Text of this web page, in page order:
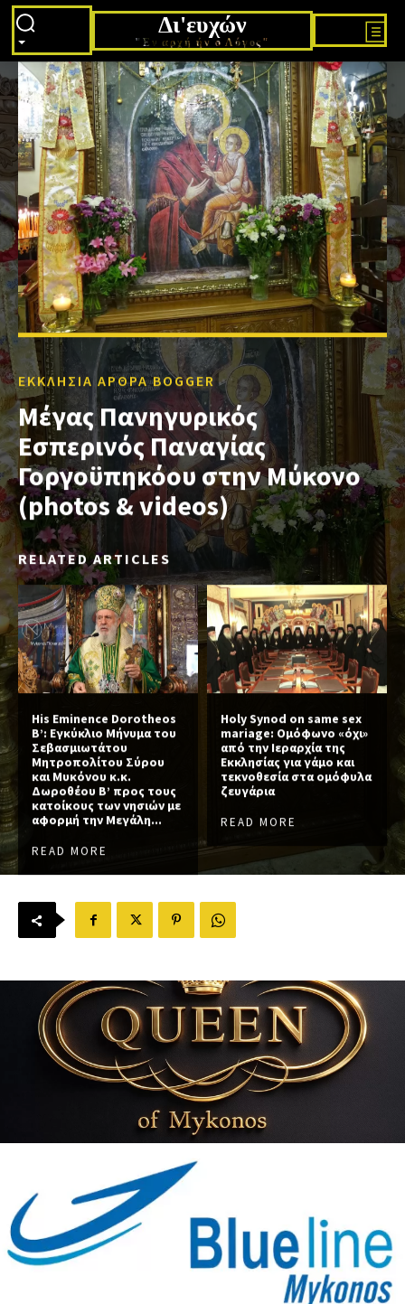
Δι'ευχών
"Εν αρχή ήν ο Λόγος"
ΕΚΚΛΗΣΙΑ ΑΡΘΡΑ BOGGER
Μέγας Πανηγυρικός
Εσπερινός Παναγίας
Γοργοϋπηκόου στην Μύκονο
(photos & videos)
RELATED ARTICLES
His Eminence Dorotheos
B’: Εγκύκλιο Μήνυμα του
Σεβασμιωτάτου
Μητροπολίτου Σύρου
και Μυκόνου κ.κ.
Δωροθέου Β’ προς τους
κατοίκους των νησιών με
αφορμή την Μεγάλη...
READ MORE
Holy Synod on same sex
mariage: Ομόφωνο «όχι»
από την Ιεραρχία της
Εκκλησίας για γάμο και
τεκνοθεσία στα ομόφυλα
ζευγάρια
READ MORE